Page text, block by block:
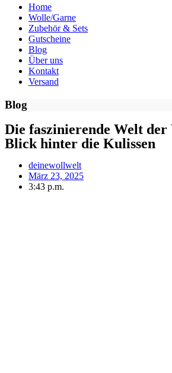
Home
Wolle/Garne
Zubehör & Sets
Gutscheine
Blog
Über uns
Kontakt
Versand
Blog
Die faszinierende Welt
Blick hinter die Kulissen
deinewollwelt
März 23, 2025
3:43 p.m.